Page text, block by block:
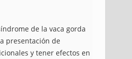
de la vaca gorda
presentación de
y tener efectos en